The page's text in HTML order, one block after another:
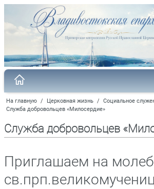
На главную / Церковная жизнь / Социальное
Служба добровольцев «Милосердие»
Служба добровольцев
Приглашаем на